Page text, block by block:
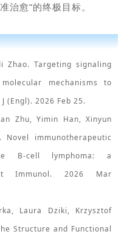
治愈”的终极目标。
Zhao. Targeting signaling
mechanisms to
(Engl). 2026 Feb 25.
Zhu, Yimin Han, Xinyun
Novel immunotherapeutic
B-cell lymphoma: a
Immunol. 2026 Mar
Laura Dziki, Krzysztof
Structure and Functional